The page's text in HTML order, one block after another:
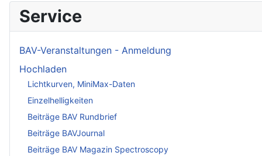
Service
BAV-Veranstaltungen - Anmeldung
Hochladen
Lichtkurven, MiniMax-Daten
Einzelhelligkeiten
Beiträge BAV Rundbrief
Beiträge BAVJournal
Beiträge BAV Magazin Spectroscopy